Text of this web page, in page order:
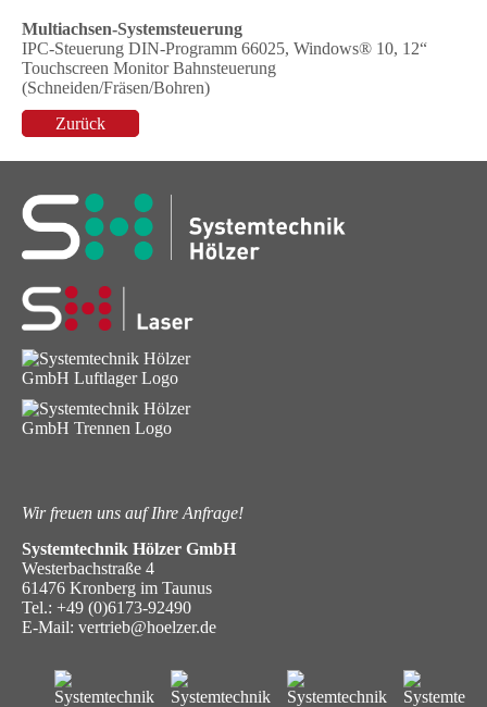
Multiachsen-Systemsteuerung
IPC-Steuerung DIN-Programm 66025, Windows® 10, 12“
Touchscreen Monitor Bahnsteuerung
(Schneiden/Fräsen/Bohren)
Zurück
Wir freuen uns auf Ihre Anfrage!
Systemtechnik Hölzer GmbH
Westerbachstraße 4
61476 Kronberg im Taunus
Tel.: +49 (0)6173-92490
E-Mail: vertrieb@hoelzer.de